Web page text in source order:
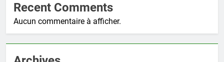
Recent Comments
Aucun commentaire à afficher.